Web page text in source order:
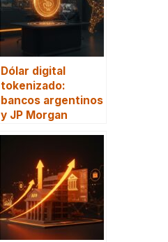
Dólar digital
tokenizado:
bancos argentinos
y JP Morgan